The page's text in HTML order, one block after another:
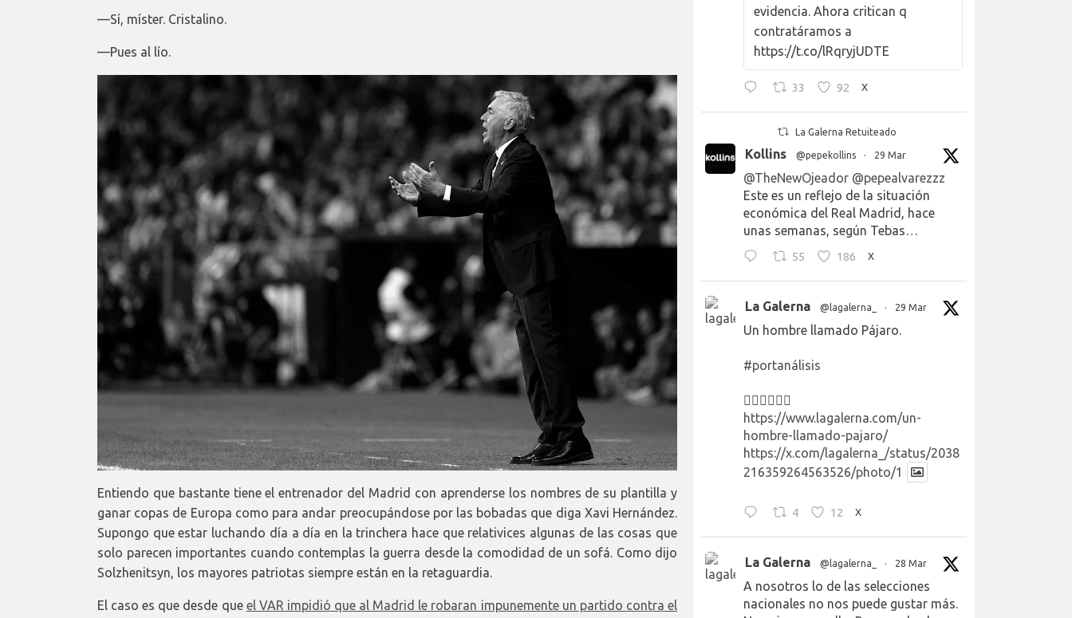
—Sí, míster. Cristalino.
—Pues al lío.
Entiendo que bastante tiene el entrenador del Madrid con aprenderse los nombres de su plantilla y
ganar copas de Europa como para andar preocupándose por las bobadas que diga Xavi Hernández.
Supongo que estar luchando día a día en la trinchera hace que relativices algunas de las cosas que
solo parecen importantes cuando contemplas la guerra desde la comodidad de un sofá. Como dijo
Solzhenitsyn, los mayores patriotas siempre están en la retaguardia.
El caso es que desde que el VAR impidió que al Madrid le robaran impunemente un partido contra el
evidencia. Ahora critican q
contratáramos a
https://t.co/lRqryjUDTE
33 92 X
La Galerna Retuiteado
Kollins @pepekollins · 29 Mar
@TheNewOjeador @pepealvarezzz
Este es un reflejo de la situación
económica del Real Madrid, hace
unas semanas, según Tebas…
55 186 X
La Galerna @lagalerna_ · 29 Mar
Un hombre llamado Pájaro.
#portanálisis
👉🏻👉🏻👉🏻
https://www.lagalerna.com/un-
hombre-llamado-pajaro/
https://x.com/lagalerna_/status/2038
216359264563526/photo/1
4 12 X
La Galerna @lagalerna_ · 28 Mar
A nosotros lo de las selecciones
nacionales no nos puede gustar más.